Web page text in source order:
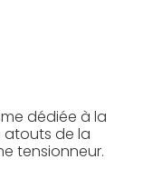
dédiée à la
atouts de la
tensionneur.